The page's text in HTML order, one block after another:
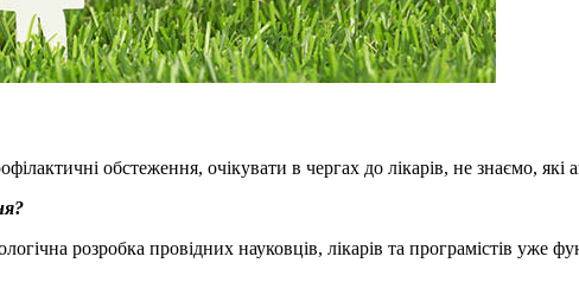
обстеження, очікувати в чергах до лікарів, не знаємо, які
розробка провідних науковців, лікарів та програмістів уже